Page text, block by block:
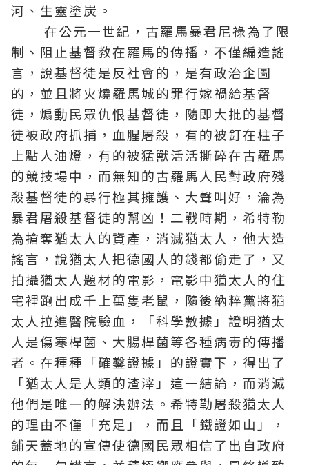
河、生靈塗炭。
在公元一世紀，古羅馬暴君尼祿為了限
制、阻止基督教在羅馬的傳播，不僅編造謠
言，說基督徒是反社會的，是有政治企圖
的，並且將火燒羅馬城的罪行嫁禍給基督
徒，煽動民眾仇恨基督徒，隨即大批的基督
徒被政府抓捕，血腥屠殺，有的被釘在柱子
上點人油燈，有的被猛獸活活撕碎在古羅馬
的競技場中，而無知的古羅馬人民對政府殘
殺基督徒的暴行極其擁護、大聲叫好，淪為
暴君屠殺基督徒的幫凶！二戰時期，希特勒
為搶奪猶太人的資產，消滅猶太人，他大造
謠言，說猶太人把德國人的錢都偷走了，又
拍攝猶太人題材的電影，電影中猶太人的住
宅裡跑出成千上萬隻老鼠，隨後納粹黨將猶
太人拉進醫院驗血，「科學數據」證明猶太
人是傷寒桿菌、大腸桿菌等各種病毒的傳播
者。在種種「確鑿證據」的證實下，得出了
「猶太人是人類的渣滓」這一結論，而消滅
他們是唯一的解決辦法。希特勒屠殺猶太人
的理由不僅「充足」，而且「鐵證如山」，
鋪天蓋地的宣傳使德國民眾相信了出自政府